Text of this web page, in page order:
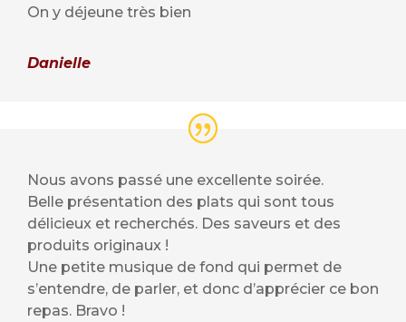
On y déjeune très bien
Danielle
Nous avons passé une excellente soirée.
Belle présentation des plats qui sont tous
délicieux et recherchés. Des saveurs et des
produits originaux !
Une petite musique de fond qui permet de
s’entendre, de parler, et donc d’apprécier ce bon
repas. Bravo !